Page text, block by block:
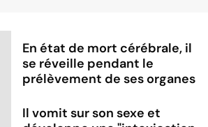
En état de mort cérébrale, il
se réveille pendant le
prélèvement de ses organes
Il vomit sur son sexe et